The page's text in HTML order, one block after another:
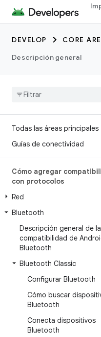
DEVELOP CORE
Descripción general
Todas las áreas principales
Guías de conectividad
Cómo agregar
con protocolos
Red
Bluetooth
Descripción general de la
compatibilidad de
Bluetooth
Bluetooth Classic
Configurar Bluetooth
Cómo buscar
Bluetooth
Conecta dispositivos
Bluetooth